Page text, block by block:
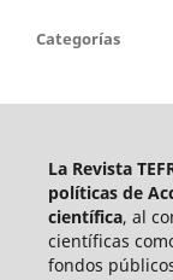
Categorías
La Revista
políticas de
científica, al
científicas
fondos